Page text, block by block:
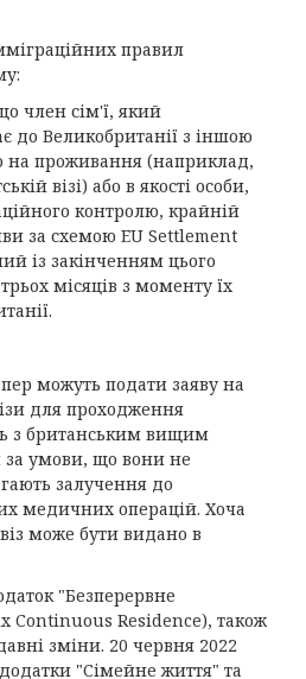
правил
член сім'ї, який
до Великобританії з іншою
на проживання (наприклад,
візі) або в якості особи,
контролю, крайній
за схемою EU Settlement
із закінченням цього
місяців з моменту їх
можуть подати заяву на
для проходження
з британським вищим
умови, що вони не
залучення до
медичних операцій. Хоча
може бути видано в
"Безперервне
Continuous Residence), також
зміни. 20 червня 2022
"Сімейне життя" та